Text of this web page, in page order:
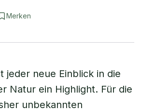
Merken
jeder neue Einblick in die
Natur ein Highlight. Für die
unbekannten